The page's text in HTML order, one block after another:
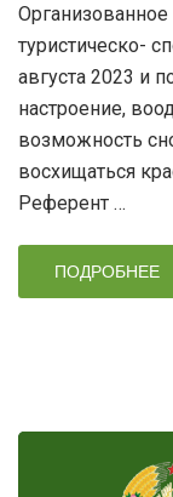
туристическо-
августа 2023 и
настроение,
возможность
восхищаться
Референт …
ПОДРОБНЕЕ